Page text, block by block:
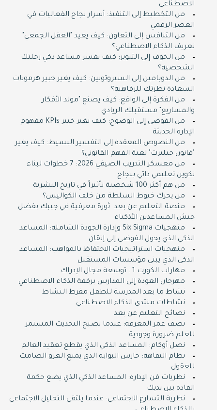
الاصطناعي
من التخطيط إلى التنفيذ: أسرار نجاح الفعاليات في
العصر الرقمي
من التنافس إلى التعاون: كيف يعيد "العقل الجمعي"
تعريف الذكاء الاصطناعي؟
من الخوف إلى التنوير: كيف يفسر مساعد ذكي رحلتك
الشخصية؟
من الدوبامين إلى السيروتونين: كيف يغير خبير هرمونات
السعادة نظرتك للرفاهية؟
من الفكرة إلى الواقع: كيف يصنع "مولد الأفكار
والمشاريع" مستقبلك الريادي
من الفوضى إلى الوضوح: كيف يغير خبير KPIs مفهوم
الإدارة الحديثة
من النصوص المعقدة إلى التفسير البسيط: كيف يغير
"قانون جيلبرت" لعبة الفهم القانوني؟
من معسكر التدريب الصيفي 2026: 7 خطوات لبناء
تكوين تعليمي ذاتي بنجاح
من هم أكثر 100 شخصية تأثيراً في تاريخ البشرية
من يحرك خيوط السلطة من خلف الكواليس؟
منصة التعليم عن بعد: ثورة معرفية في جيبك بفضل
جيش المساعدين الأذكياء
منهجيات Six Sigma وإدارة الجودة الشاملة: المساعد
الذكي الذي يحول الفوضى إلى إتقان
منهجيات استراتيجيات الاحتفاظ بالمواهب: المساعد
الذكي الذي يبني مؤسسات المستقبل
مهارات الكورت 1 : توسعة مجال الإدراك
مهرجان العودة إلى المدارس برفقة الذكاء الاصطناعي
نشاط ما بعد المدرسة للطفل مفرط النشاط
نشاطات منتدى الذكاء الاصطناعي
نصائح التعليم عن بعد
نصف عمر المعرفة: عندما يصبح التحديث المستمر
للعلم ضرورة وجودية
نصل أوكام: المساعد الذكي الذي يقطع تعقيد العالم
نظام التفاهة: حارس البوابة الذي يمنع الغزو الصامت
للعقول
نظريات فن الإدارة: المساعد الذكي الذي يضع حكمة
القادة بين يديك
نظرية التسارع الاجتماعي: عندما يلتقي التحليل الاجتماعي